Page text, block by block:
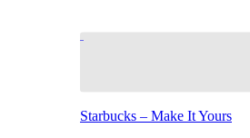
Starbucks – Make It Yours